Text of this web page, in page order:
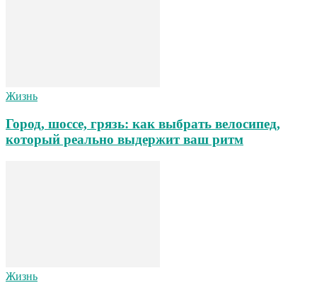
Жизнь
Город, шоссе, грязь: как выбрать велосипед,
который реально выдержит ваш ритм
Жизнь